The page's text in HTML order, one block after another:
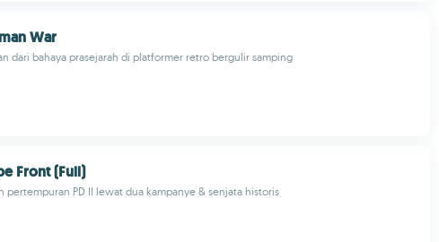
War
dari bahaya prasejarah di platformer retro bergulir samping
Front (Full)
pertempuran PD II lewat dua kampanye & senjata historis